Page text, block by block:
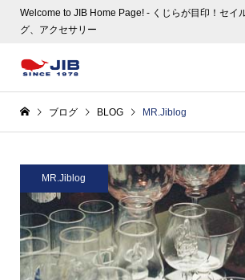
Welcome to JIB Home Page! ‐ くじらが目印！セイ
グ、アクセサリー
ブログ BLOG MR.Jiblog
MR.Jiblog